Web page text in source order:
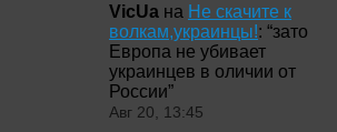
VicUa на Не скачите к
волкам,украинцы!: “зато
Европа не убивает
украинцев в оличии от
России”
Авг 20, 13:45